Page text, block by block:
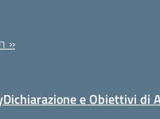
»
Dichiarazione e Obiettivi di